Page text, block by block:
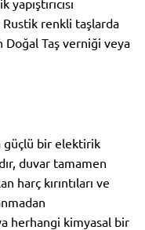
Rustik renkli taşlarda
Doğal Taş verniği veya
güçlü bir elektirik
duvar tamamen
harç kırıntıları ve
herhangi kimyasal bir